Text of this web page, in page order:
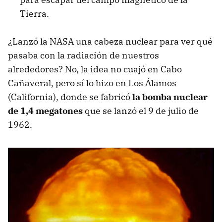
Tierra.
¿Lanzó la NASA una cabeza nuclear para ver qué
pasaba con la radiación de nuestros
alrededores? No, la idea no cuajó en Cabo
Cañaveral, pero sí lo hizo en Los Álamos
(California), donde se fabricóla bomba nuclear
de 1,4 megatones que se lanzó el 9 de julio de
1962.